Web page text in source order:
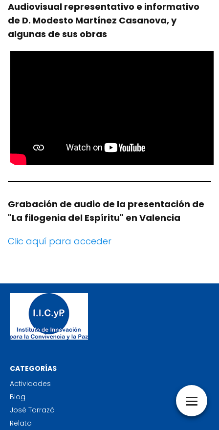
Audiovisual representativo e informativo
de D. Modesto Martínez Casanova, y
algunas de sus obras
Grabación de audio de la presentación de
"La filogenia del Espíritu" en Valencia
Clic aquí para acceder
CATEGORÍAS
Actividades
Blog
José Tarrazó
Relato